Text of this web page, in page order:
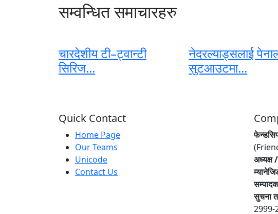
सम्वन्धित समाचारहरु
चारदेशीय टी–ट्वान्टी
सिरिज...
नेदरल्याड्सलाई
सुटआउटमा...
Quick Contact
Home Page
Our Teams
Unicode
Contact Us
सम्पादक
सुचना
2999-